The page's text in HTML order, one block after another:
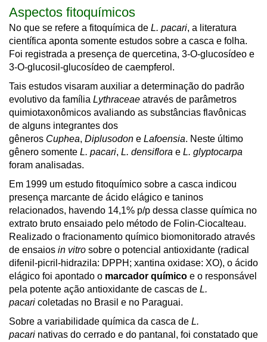
Aspectos fitoquímicos
No que se refere a fitoquímica de L. pacari, a literatura
científica aponta somente estudos sobre a casca e folha.
Foi registrada a presença de quercetina, 3-O-glucosídeo e
3-O-glucosil-glucosídeo de caempferol.
Tais estudos visaram auxiliar a determinação do padrão
evolutivo da família Lythraceae através de parâmetros
quimiotaxonômicos avaliando as substâncias flavônicas
de alguns integrantes dos
gêneros Cuphea, Diplusodon e Lafoensia. Neste último
gênero somente L. pacari, L. densiflora e L. glyptocarpa
foram analisadas.
Em 1999 um estudo fitoquímico sobre a casca indicou
presença marcante de ácido elágico e taninos
relacionados, havendo 14,1% p/p dessa classe química no
extrato bruto ensaiado pelo método de Folin-Ciocalteau.
Realizado o fracionamento químico biomonitorado através
de ensaios in vitro sobre o potencial antioxidante (radical
difenil-picril-hidrazila: DPPH; xantina oxidase: XO), o ácido
elágico foi apontado o marcador químico e o responsável
pela potente ação antioxidante de cascas de L.
pacari coletadas no Brasil e no Paraguai.
Sobre a variabilidade química da casca de L.
pacari nativas do cerrado e do pantanal, foi constatado que